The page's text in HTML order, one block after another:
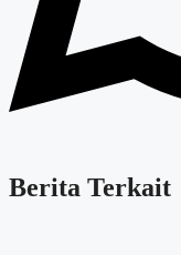
Berita Terkait